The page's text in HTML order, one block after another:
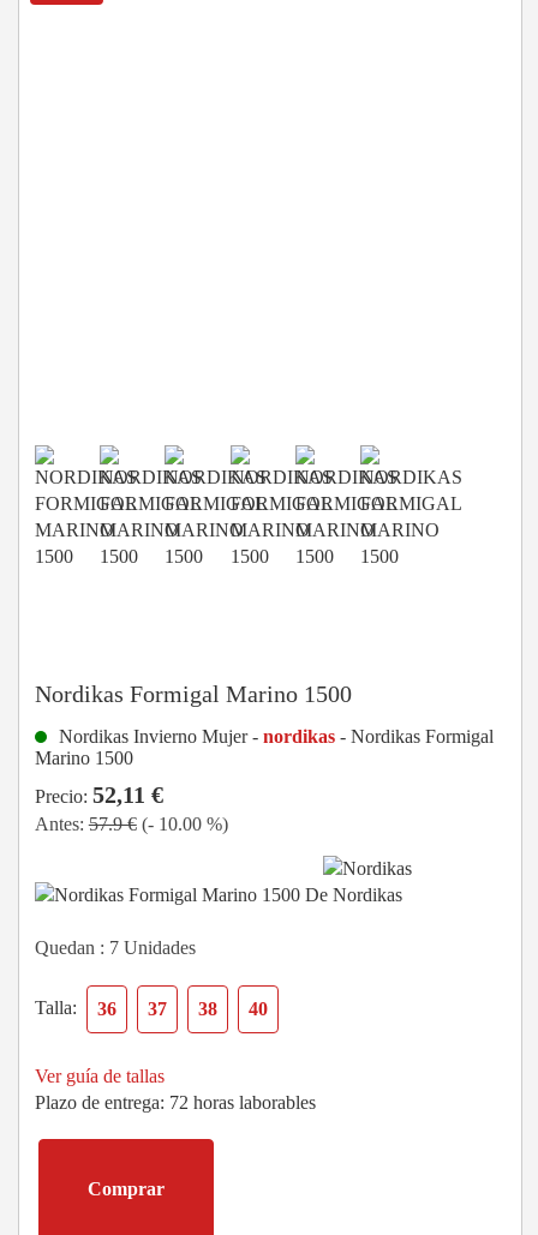
Nordikas Formigal Marino 1500
Nordikas Invierno Mujer - nordikas- Nordikas Formigal
Marino 1500
Precio: 52,11 €
Antes:57.9 €(- 10.00 %)
Quedan : 7Unidades
Talla: 36 37 38 40
Ver guía de tallas
Plazo de entrega: 72 horas laborables
Comprar